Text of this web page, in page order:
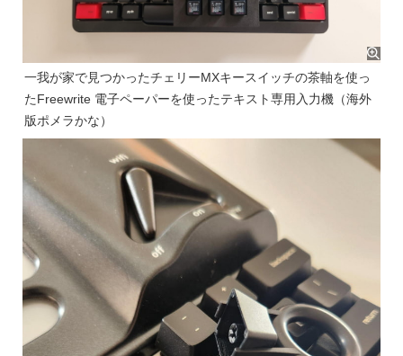
一我が家で見つかったチェリーMXキースイッチの茶軸を使っ
たFreewrite 電子ペーパーを使ったテキスト専用入力機（海外
版ポメラかな）